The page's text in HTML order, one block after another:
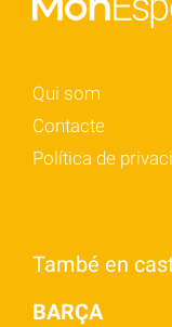
Qui som
Contacte
Política de
També en
BARÇA